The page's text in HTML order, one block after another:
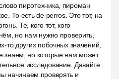
пиротехника, пироман
То есть de perros. Это тот, на
Те, кого тот, кого
но нам нужно проверить,
то других побочных значений,
знаем, но которые нам может
исследование. Давайте
начинаем проверять и